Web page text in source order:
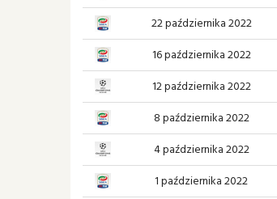
22 października 2022
16 października 2022
12 października 2022
8 października 2022
4 października 2022
1 października 2022